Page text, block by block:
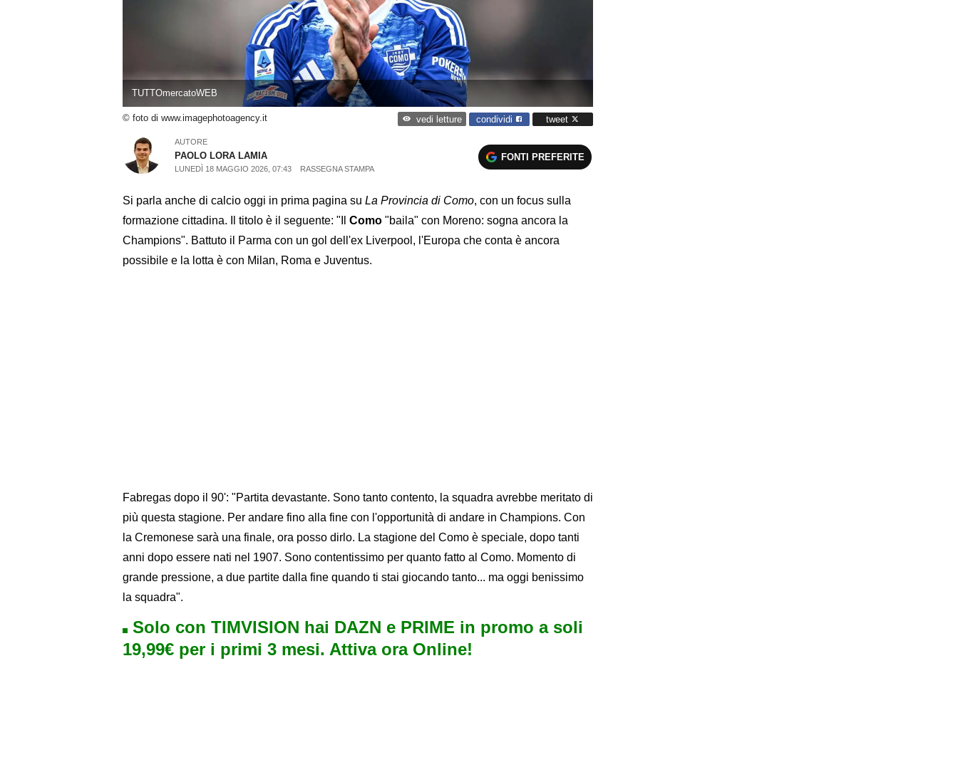
TUTTOmercatoWEB
© foto di www.imagephotoagency.it vedi letture condividi tweet
AUTORE
PAOLO LORA LAMIA
LUNEDÌ 18 MAGGIO 2026, 07:43 RASSEGNA STAMPA
FONTI PREFERITE
Si parla anche di calcio oggi in prima pagina su La Provincia di Como, con un focus sulla
formazione cittadina. Il titolo è il seguente: "Il Como "baila" con Moreno: sogna ancora la
Champions". Battuto il Parma con un gol dell'ex Liverpool, l'Europa che conta è ancora
possibile e la lotta è con Milan, Roma e Juventus.
Fabregas dopo il 90': "Partita devastante. Sono tanto contento, la squadra avrebbe meritato di
più questa stagione. Per andare fino alla fine con l'opportunità di andare in Champions. Con
la Cremonese sarà una finale, ora posso dirlo. La stagione del Como è speciale, dopo tanti
anni dopo essere nati nel 1907. Sono contentissimo per quanto fatto al Como. Momento di
grande pressione, a due partite dalla fine quando ti stai giocando tanto... ma oggi benissimo
la squadra".
Solo con TIMVISION hai DAZN e PRIME in promo a soli
19,99€ per i primi 3 mesi. Attiva ora Online!